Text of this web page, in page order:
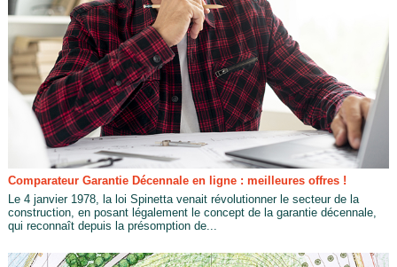
Comparateur Garantie Décennale en ligne : meilleures offres !
Le 4 janvier 1978, la loi Spinetta venait révolutionner le secteur de la
construction, en posant légalement le concept de la garantie décennale,
qui reconnaît depuis la présomption de...